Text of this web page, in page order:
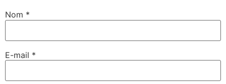
Nom *
E-mail *